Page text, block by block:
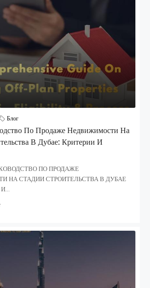
Блог
По Продаже Недвижимости На
В Дубае: Критерии И
ПО ПРОДАЖЕ
НА СТАДИИ СТРОИТЕЛЬСТВА В ДУБАЕ